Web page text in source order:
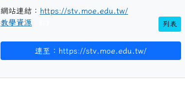
網站連結： https://stv.moe.edu.tw/
教學資源
列表
連至：https://stv.moe.edu.tw/